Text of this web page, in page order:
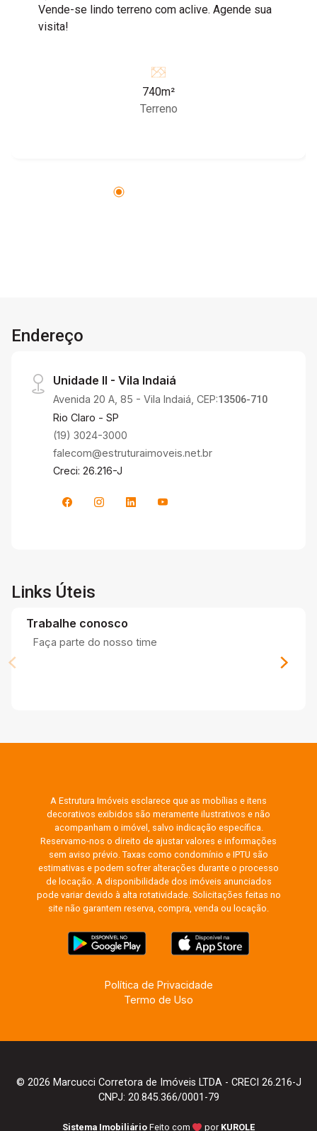
Vende-se lindo terreno com aclive. Agende sua
visita!
740m²
Terreno
Endereço
Unidade II - Vila Indaiá
Avenida 20 A, 85 - Vila Indaiá, CEP:13506-710
Rio Claro - SP
(19) 3024-3000
falecom@estruturaimoveis.net.br
Creci: 26.216-J
Links Úteis
Trabalhe conosco
Faça parte do nosso time
A Estrutura Imóveis esclarece que as mobílias e itens
decorativos exibidos são meramente ilustrativos e não
acompanham o imóvel, salvo indicação específica.
Reservamo-nos o direito de ajustar valores e informações
sem aviso prévio. Taxas como condomínio e IPTU são
estimativas e podem sofrer alterações durante o processo
de locação. A disponibilidade dos imóveis anunciados
pode variar devido à alta rotatividade. Solicitações feitas no
site não garantem reserva, compra, venda ou locação.
Política de Privacidade
Termo de Uso
© 2026 Marcucci Corretora de Imóveis LTDA - CRECI 26.216-J
CNPJ: 20.845.366/0001-79
Sistema Imobiliário Feito com por KUROLE